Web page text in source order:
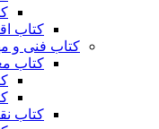
کتاب
کتاب فنی و
کتاب
کتاب